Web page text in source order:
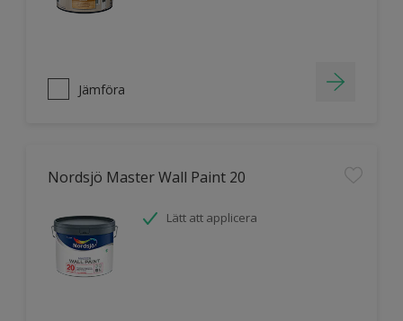
Jämföra
Nordsjö Master Wall Paint 20
Lätt att applicera